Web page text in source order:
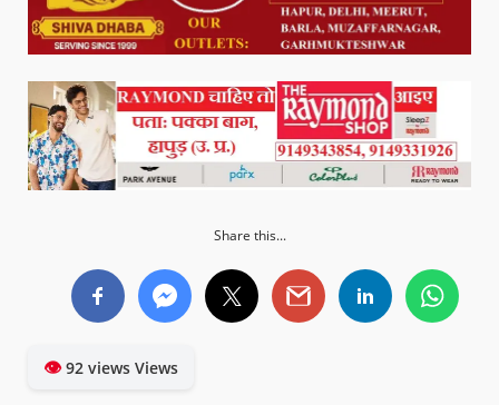
Share this...
👁92 views Views